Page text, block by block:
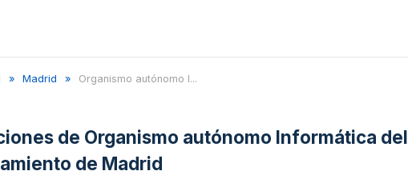
Madrid Organismo autónomo I...
de Organismo autónomo Informática del
de Madrid